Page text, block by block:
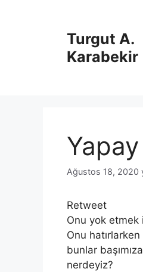
Turgut A.
Karabekir
Ağustos 18, 2020
Retweet
Onu yok etmek
Onu
bunlar
nerdeyiz?